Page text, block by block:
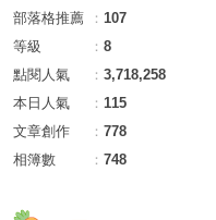
部落格推薦 ： 107
等級
： 8
點閱人氣
： 3,718,258
本日人氣
： 115
文章創作
： 778
相簿數
： 748